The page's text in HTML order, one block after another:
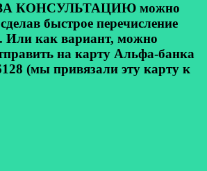
ЗА КОНСУЛЬТАЦИЮ можно
быстрое перечисление
как вариант, можно
на карту Альфа-банка
(мы привязали эту карту к